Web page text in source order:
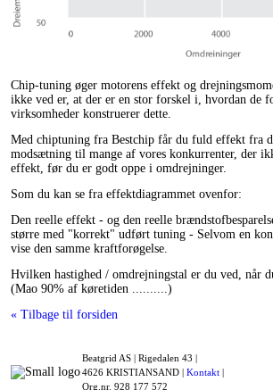
Chip-tuning øger motorens effekt og
ikke ved er, at der er en stor forskel i, hvordan de
virksomheder konstruerer dette.
Med chiptuning fra Bestchip får du fuld effekt fra
modsætning til mange af vores konkurrenter, der
effekt, før du er godt oppe i omdrejninger.
Som du kan se fra effektdiagrammet ovenfor:
Den reelle effekt - og den reelle
større med "korrekt" udført tuning - Selvom en
vise den samme kraftforøgelse.
Hvilken hastighed / omdrejningstal er du ved, når
(Mao 90% af køretiden ..........)
« Tilbage til forsiden
Beatgrid AS | Rigedalen 43 |
4626 KRISTIANSAND | Kontakt |
Org.nr. 928 177 572